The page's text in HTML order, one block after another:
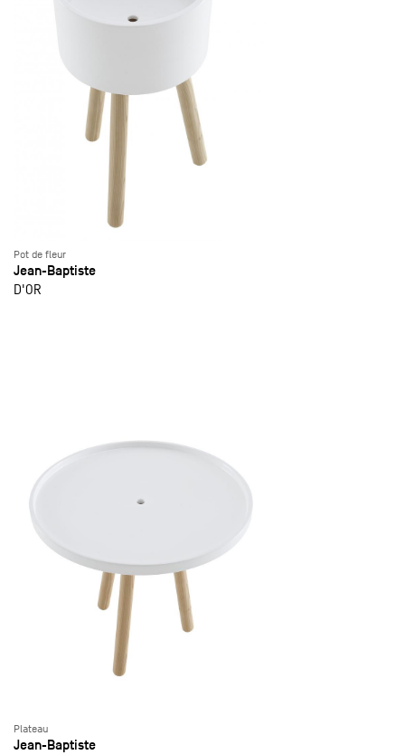
Pot de fleur
Jean-Baptiste
D'OR
Plateau
Jean-Baptiste